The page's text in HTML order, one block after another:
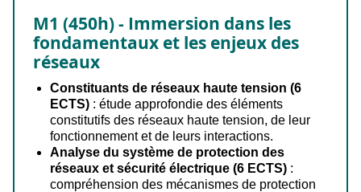
M1 (450h)-Immersion dans les
fondamentaux et les enjeux des
réseaux
Constituants de réseaux haute tension (6
ECTS): étude approfondie des éléments
constitutifs des réseaux haute tension, de leur
fonctionnement et de leurs interactions.
Analyse du système de protection des
réseaux et sécurité électrique (6 ECTS):
compréhension des mécanismes de protection